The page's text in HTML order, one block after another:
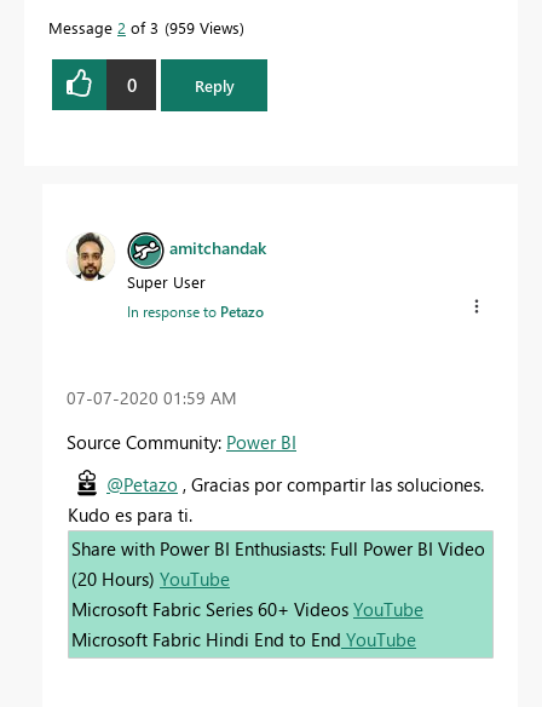
Message 2 of 3 959 Views
0 Reply
amitchandak
Super User
In response to Petazo
‎07-07-2020 01:59 AM
Source Community: Power BI
@Petazo , Gracias por compartir las soluciones.
Kudo es para ti.
Share with Power BI Enthusiasts: Full Power BI Video
(20 Hours) YouTube
Microsoft Fabric Series 60+ Videos YouTube
Microsoft Fabric Hindi End to End YouTube